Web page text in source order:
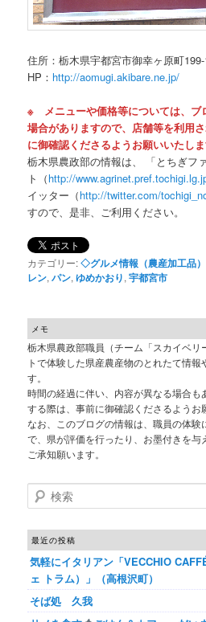
住所：栃木県宇都宮市御幸ヶ原町
HP： http://aomugi.akibare.ne.jp/
※ メニューや価格等については、ブ
場合がありますので、店舗等を利用
に御確認くださるようお願いいたしま
栃木県農政部の情報は、 「とちぎフ
ト（http://
イッター（http://twitter.com/
すので、是非、ご利用ください。
カテゴリー:◇グルメ情報（農産加工品）
レン,パン,ゆめかおり,宇都宮市
メモ
栃木県農政部職員（チーム「スカイベリ
トで体験した県産農産物のとれたて情
す。
時間の経過に伴い、内容が異なる場合
する際は、事前に御確認くださるようお
なお、このブログの情報は、職員の体
で、県が評価を行ったり、お墨付きを与
ご承知願います。
検索
最近の投稿
気軽にイタリアン「VECCHIO
ェ トラム）」（高根沢町）
そば処 久我